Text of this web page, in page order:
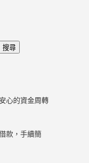
搜尋
心的資金周轉
款，手續簡